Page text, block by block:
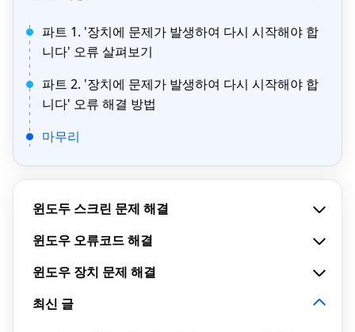
파트 1. '장치에 문제가 발생하여 다시 시작해야 합
니다' 오류 살펴보기
파트 2. '장치에 문제가 발생하여 다시 시작해야 합
니다' 오류 해결 방법
마무리
윈도두 스크린 문제 해결
윈도우 오류코드 해결
윈도우 장치 문제 해결
최신 글